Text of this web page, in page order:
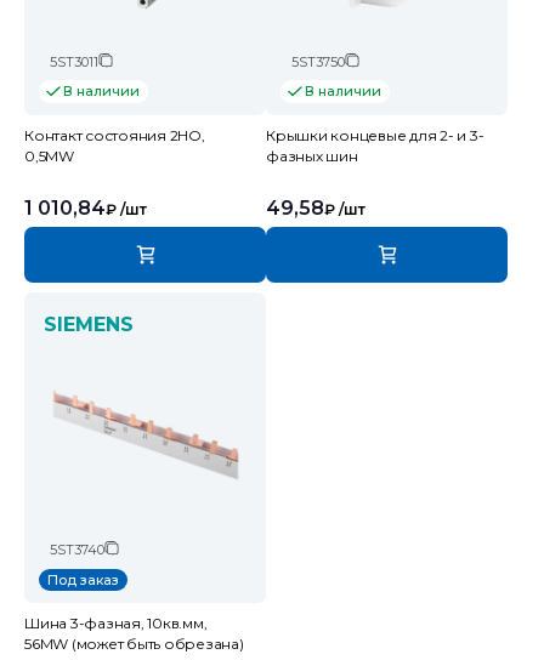
5ST3011
В наличии
Контакт состояния 2НО,
0,5MW
1 010,84₽ /шт
5ST3750
В наличии
Крышки концевые для 2- и 3-
фазных шин
49,58₽ /шт
SIEMENS
5ST3740
Под заказ
Шина 3-фазная, 10кв.мм,
56MW (может быть обрезана)